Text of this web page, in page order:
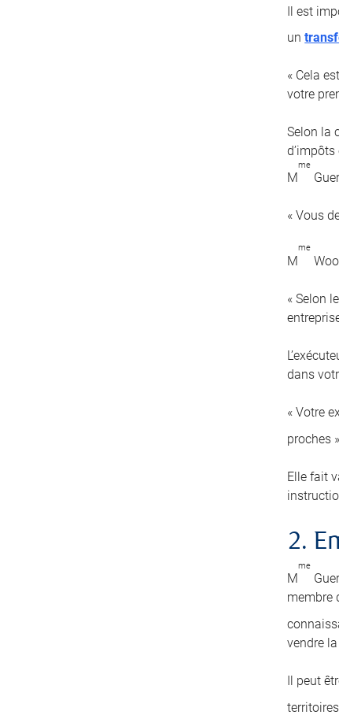
Il est
un
« Cela
votre
Selon la
M
me
« Vous
M
me
« Selon
dans
« Votre
proches
Elle fait
2.
M
me
membre
vendre
Il peut